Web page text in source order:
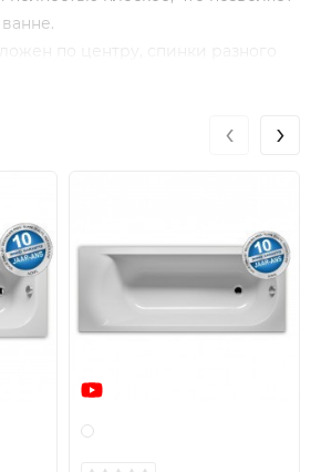
по центру, спинки разного
удобно лежать, с другой -
и устойчива к коррозии.
вода остывает в ней медленно.
отдельно.
‹ ›